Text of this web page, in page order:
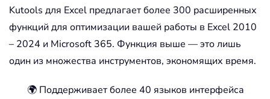
Kutools для Excel предлагает более 300 расширенных
функций для оптимизации вашей работы в Excel 2010
– 2024 и Microsoft 365. Функция выше — это лишь
один из множества инструментов, экономящих время.
🌍 Поддерживает более 40 языков интерфейса